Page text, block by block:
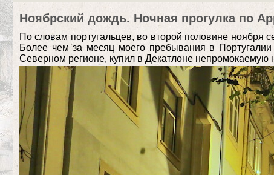
Ноябрский дождь. Ночная прогулка по
По словам португальцев, во второй половине ноября
Более чем за месяц моего пребывания в
Северном регионе, купил в Декатлоне непромокаемую